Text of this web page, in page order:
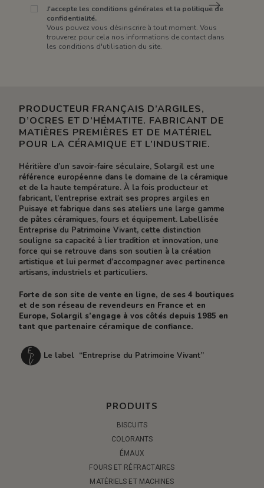
J'accepte les conditions générales et la politique de
confidentialité.
Vous pouvez vous désinscrire à tout moment. Vous
trouverez pour cela nos informations de contact dans
les conditions d'utilisation du site.
PRODUCTEUR FRANÇAIS D’ARGILES,
D’OCRES ET D’HÉMATITE. FABRICANT DE
MATIÈRES PREMIÈRES ET DE MATÉRIEL
POUR LA CÉRAMIQUE ET L’INDUSTRIE.
Héritière d’un savoir-faire séculaire, Solargil est une
référence européenne dans le domaine de la céramique
et de la haute température. À la fois producteur et
fabricant, l’entreprise extrait ses propres argiles en
Puisaye et fabrique dans ses ateliers une large gamme
de pâtes céramiques, fours et équipement. Labellisée
Entreprise du Patrimoine Vivant, cette distinction
souligne sa capacité à lier tradition et innovation, une
force qui se retrouve dans son soutien à la création
artistique et lui permet d’accompagner avec pertinence
artisans, industriels et particuliers.
Forte de son site de vente en ligne, de ses 4 boutiques
et de son réseau de revendeurs en France et en
Europe, Solargil s’engage à vos côtés depuis 1985 en
tant que partenaire céramique de confiance.
Le label “Entreprise du Patrimoine Vivant”
PRODUITS
BISCUITS
COLORANTS
ÉMAUX
FOURS ET RÉFRACTAIRES
MATÉRIELS ET MACHINES